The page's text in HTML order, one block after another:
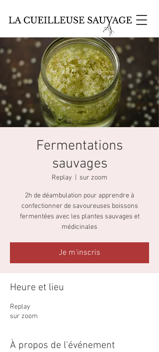
Fermentations
sauvages
Replay sur zoom
2h de déambulation pour apprendre à
confectionner de savoureuses boissons
fermentées avec les plantes sauvages et
médicinales
Je m'inscris
Heure et lieu
Replay
sur zoom
À propos de l'événement